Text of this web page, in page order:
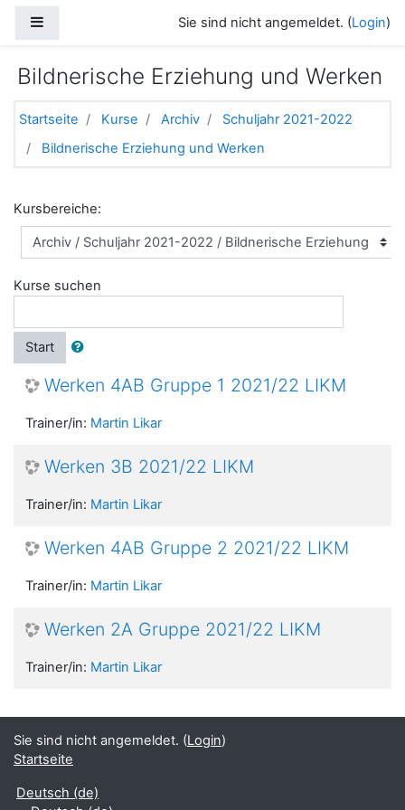
Sie sind nicht angemeldet. (Login)
Bildnerische Erziehung und Werken
Startseite Kurse Archiv
Schuljahr 2021-2022
Bildnerische Erziehung und Werken
Kursbereiche:
Kurse suchen
Start
Werken 4AB Gruppe 1 2021/22 LIKM
Trainer/in: Martin Likar
Werken 3B 2021/22 LIKM
Trainer/in: Martin Likar
Werken 4AB Gruppe 2 2021/22 LIKM
Trainer/in: Martin Likar
Werken 2A Gruppe 2021/22 LIKM
Trainer/in: Martin Likar
Sie sind nicht angemeldet. (Login)
Startseite
Deutsch ‎(de)‎